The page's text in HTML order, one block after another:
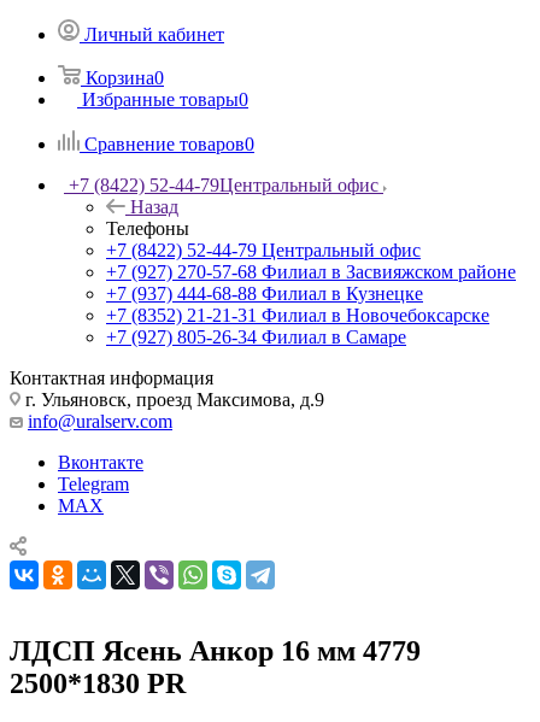
Личный кабинет
Корзина0
Избранные товары0
Сравнение товаров0
+7 (8422) 52-44-79Центральный офис
Назад
Телефоны
+7 (8422) 52-44-79 Центральный офис
+7 (927) 270-57-68 Филиал в Засвияжском районе
+7 (937) 444-68-88 Филиал в Кузнецке
+7 (8352) 21-21-31 Филиал в Новочебоксарске
+7 (927) 805-26-34 Филиал в Самаре
Контактная информация
г. Ульяновск, проезд Максимова, д.9
info@uralserv.com
Вконтакте
Telegram
MAX
ЛДСП Ясень Анкор 16 мм 4779
2500*1830 PR